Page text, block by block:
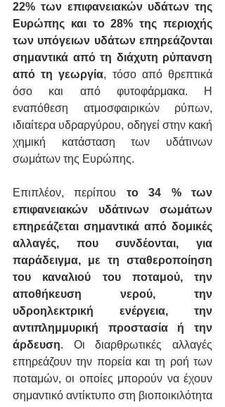
22% των επιφανειακών υδάτων της
Ευρώπης και το 28% της περιοχής
των υπόγειων υδάτων επηρεάζονται
σημαντικά από τη διάχυτη ρύπανση
από τη γεωργία, τόσο από θρεπτικά
όσο και από φυτοφάρμακα. Η
εναπόθεση ατμοσφαιρικών ρύπων,
ιδιαίτερα υδραργύρου, οδηγεί στην κακή
χημική κατάσταση των υδάτινων
σωμάτων της Ευρώπης.
Επιπλέον, περίπου το 34 % των
επιφανειακών υδάτινων σωμάτων
επηρεάζεται σημαντικά από δομικές
αλλαγές, που συνδέονται, για
παράδειγμα, με τη σταθεροποίηση
του καναλιού του ποταμού, την
αποθήκευση νερού, την
υδροηλεκτρική ενέργεια, την
αντιπλημμυρική προστασία ή την
άρδευση. Οι διαρθρωτικές αλλαγές
επηρεάζουν την πορεία και τη ροή των
ποταμών, οι οποίες μπορούν να έχουν
σημαντικό αντίκτυπο στη βιοποικιλότητα